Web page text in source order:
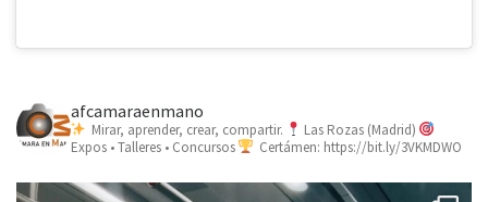
afcamaraenmano
Mirar, aprender, crear, compartir.
Las Rozas (Madrid)
Expos • Talleres • Concursos
Certámen: https://bit.ly/3VKMDWO